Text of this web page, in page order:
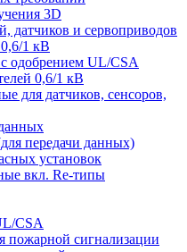
3D
датчиков и сервоприводов
1 кВ
одобрением UL/CSA
0,6/1 кВ
для датчиков, cенсоров,
передачи данных)
установок
вкл. Re-типы
CSA
пожарной сигнализации